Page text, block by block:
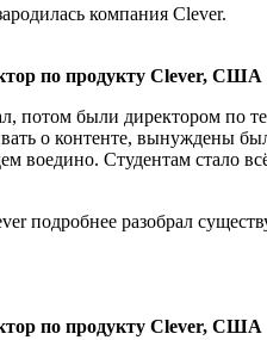
компания Clever.
по продукту Clever, США
потом были директором по
о контенте, вынуждены
воедино. Студентам стало
подробнее разобрал
по продукту Clever, США